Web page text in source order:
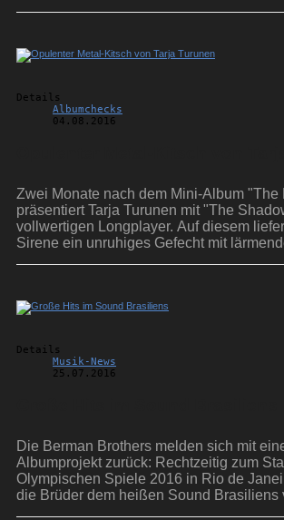
Details
Albumchecks
04.08.2016
Zwei Monate nach dem Mini-Album "The
präsentiert Tarja Turunen mit "The
vollwertigen Longplayer. Auf diesem
Sirene ein unruhiges Gefecht mit
Details
Musik-News
25.07.2016
Die Berman Brothers melden sich mit
Albumprojekt zurück: Rechtzeitig zum
Olympischen Spiele 2016 in Rio de
die Brüder dem heißen Sound Brasiliens